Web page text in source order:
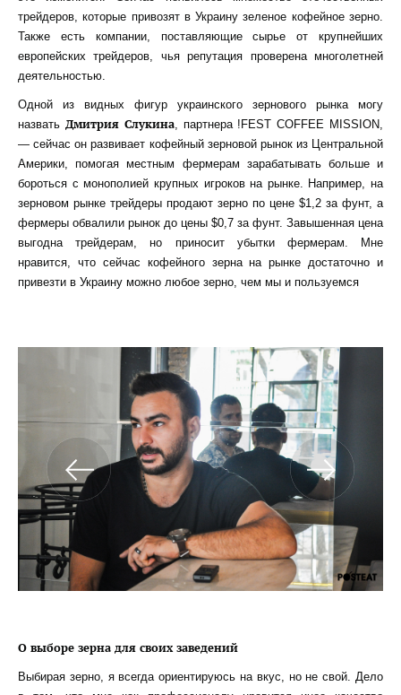
трейдеров, которые привозят в Украину зеленое кофейное зерно.
Также есть компании, поставляющие сырье от крупнейших
европейских трейдеров, чья репутация проверена многолетней
деятельностью.
Одной из видных фигур украинского зернового рынка могу
назвать Дмитрия Слукина, партнера !FEST COFFEE MISSION,
— сейчас он развивает кофейный зерновой рынок из Центральной
Америки, помогая местным фермерам зарабатывать больше и
бороться с монополией крупных игроков на рынке. Например, на
зерновом рынке трейдеры продают зерно по цене $1,2 за фунт, а
фермеры обвалили рынок до цены $0,7 за фунт. Завышенная цена
выгодна трейдерам, но приносит убытки фермерам. Мне
нравится, что сейчас кофейного зерна на рынке достаточно и
привезти в Украину можно любое зерно, чем мы и пользуемся
О выборе зерна для своих заведений
Выбирая зерно, я всегда ориентируюсь на вкус, но не свой. Дело